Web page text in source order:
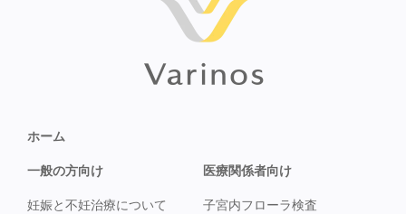
ホーム
一般の方向け
妊娠と不妊治療について
医療関係者向け
子宮内フローラ検査